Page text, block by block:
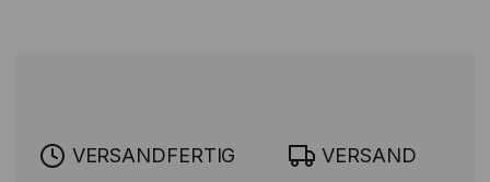
VERSANDFERTIG VERSAND